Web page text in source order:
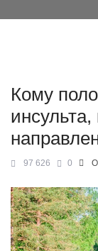
Кому
инсульта,
97 626 0